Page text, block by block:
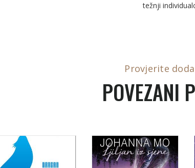
težnji
Provjerite
POVEZANI